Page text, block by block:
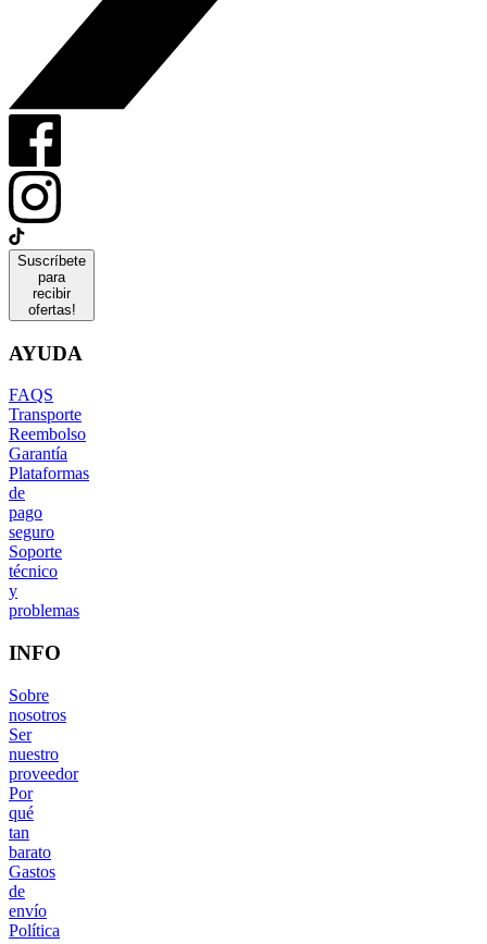
Suscríbete
para
recibir
ofertas!
AYUDA
FAQS
Transporte
Reembolso
Garantía
Plataformas
de
pago
seguro
Soporte
técnico
y
problemas
INFO
Sobre
nosotros
Ser
nuestro
proveedor
Por
qué
tan
barato
Gastos
de
envío
Política